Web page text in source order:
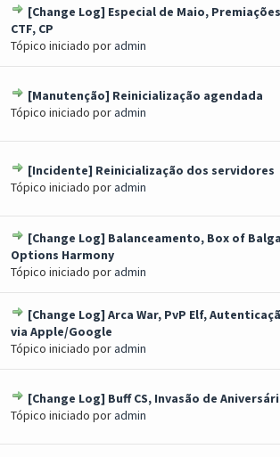
[Change Log] Especial de Maio, Premiações
CTF, CP
Tópico iniciado poradmin
[Manutenção] Reinicialização agendada
Tópico iniciado poradmin
[Incidente] Reinicialização dos servidores
Tópico iniciado poradmin
[Change Log] Balanceamento, Box of
Options Harmony
Tópico iniciado poradmin
[Change Log] Arca War, PvP Elf,
via Apple/Google
Tópico iniciado poradmin
[Change Log] Buff CS, Invasão de
Tópico iniciado poradmin